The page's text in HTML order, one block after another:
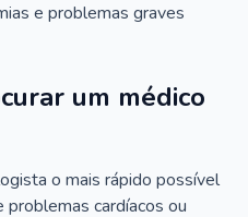
e problemas graves
um médico
o mais rápido possível
problemas cardíacos ou